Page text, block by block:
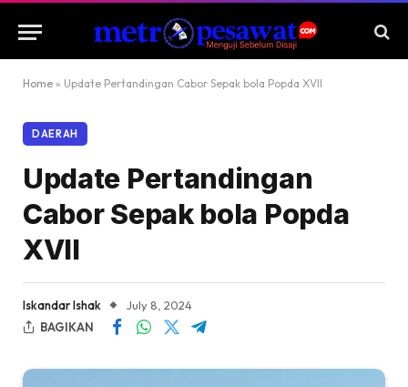
Home » Update Pertandingan Cabor Sepak bola Popda XVII
DAERAH
Update Pertandingan
Cabor Sepak bola Popda
XVII
Iskandar Ishak
July 8, 2024
BAGIKAN